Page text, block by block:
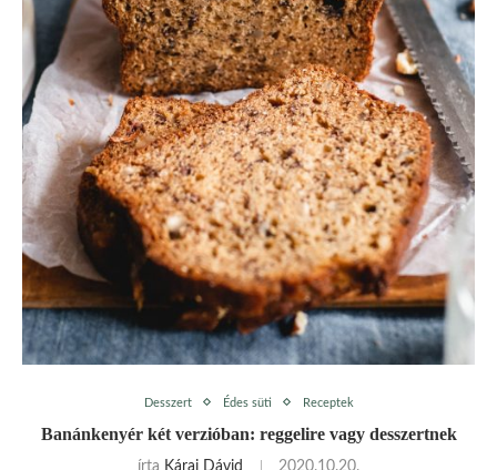
Desszert Édes süti Receptek
Banánkenyér két verzióban: reggelire vagy desszertnek
írta Kárai Dávid 2020.10.20.